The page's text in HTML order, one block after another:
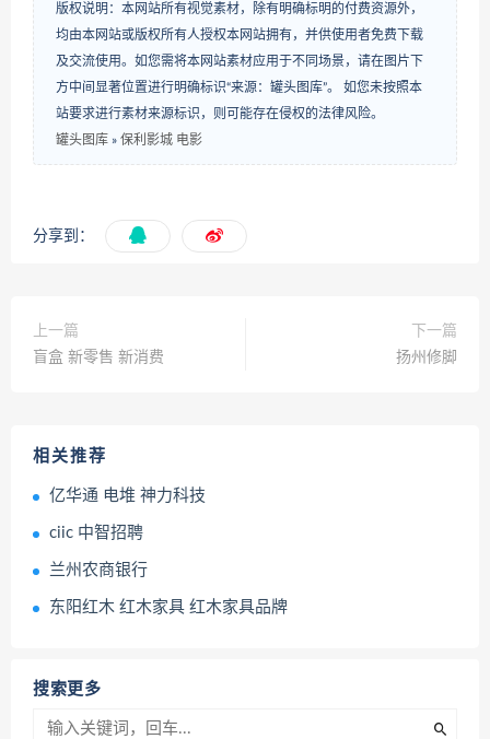
版权说明：本网站所有视觉素材，除有明确标明的付费资源外，
均由本网站或版权所有人授权本网站拥有，并供使用者免费下载
及交流使用。如您需将本网站素材应用于不同场景，请在图片下
方中间显著位置进行明确标识“来源：罐头图库”。 如您未按照本
站要求进行素材来源标识，则可能存在侵权的法律风险。
罐头图库 » 保利影城 电影
分享到：
上一篇
盲盒 新零售 新消费
下一篇
扬州修脚
相关推荐
亿华通 电堆 神力科技
ciic 中智招聘
兰州农商银行
东阳红木 红木家具 红木家具品牌
搜索更多